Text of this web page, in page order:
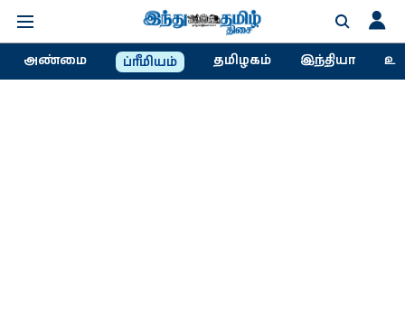
அண்மை ப்ரீமியம் தமிழகம் இந்தியா